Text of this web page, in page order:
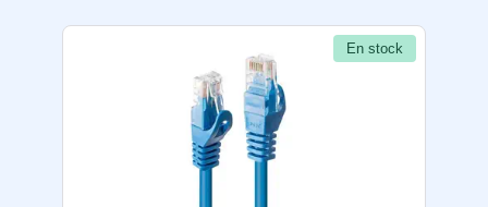
En stock